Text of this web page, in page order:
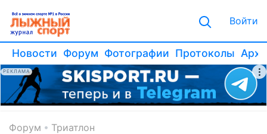
Войти
Новости Форум Фотографии Протоколы
РЕКЛАМА
Форум Триатлон